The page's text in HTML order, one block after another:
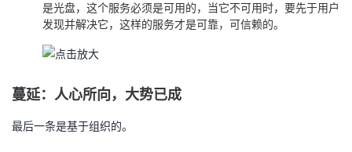
是光盘，这个服务必须是可用的，当它不可用时，要先于用户
发现并解决它，这样的服务才是可靠，可信赖的。
蔓延：人心所向，大势已成
最后一条是基于组织的。